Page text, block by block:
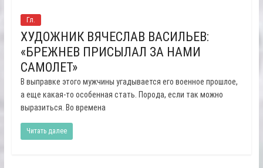
Гл.
ХУДОЖНИК ВЯЧЕСЛАВ ВАСИЛЬЕВ:
«БРЕЖНЕВ ПРИСЫЛАЛ ЗА НАМИ
САМОЛЕТ»
В выправке этого мужчины угадывается его военное прошлое,
а еще какая-то особенная стать. Порода, если так можно
выразиться. Во времена
Читать далее